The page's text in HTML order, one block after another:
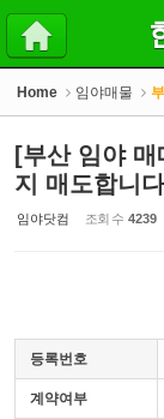
Home 임야매물
[부산 임야
지 매도합니
임야닷컴 조회 수 4239
등록번호
계약여부